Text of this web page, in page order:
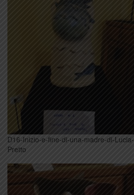
D16-Inizio-e-fine-di-una-madre-di-Lucia-
Pretto